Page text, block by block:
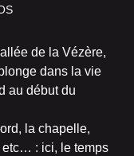
de la Vézère,
dans la vie
au début du
la chapelle,
etc… : ici, le temps